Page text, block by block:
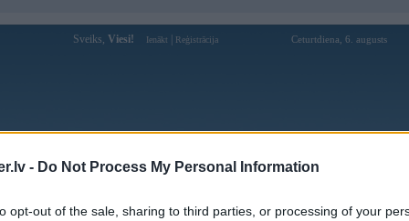
- Do Not Process My Personal Information
opt-out of the sale, sharing to third parties, or processing of your
Sveiks, Viesi! Ienākt Reģistrācija Ceturtdiena, 6. augusts
Forums Galerijas Reģistrācija Lietotāji
Lietotāja Sebs profils